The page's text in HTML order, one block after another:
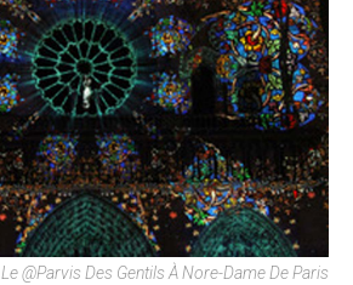
Le @Parvis Des Gentils À Nore-Dame De Paris